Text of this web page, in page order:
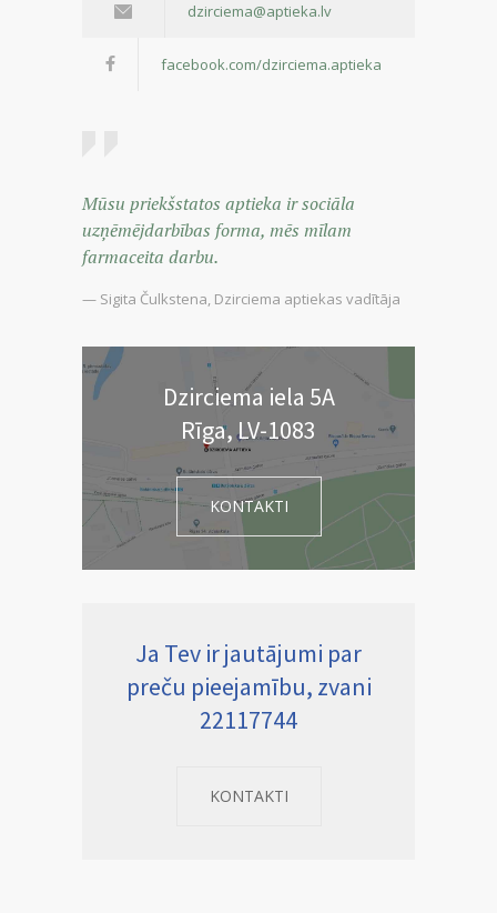
dzirciema@aptieka.lv
facebook.com/dzirciema.aptieka
Mūsu priekšstatos aptieka ir sociāla
uzņēmējdarbības forma, mēs mīlam
farmaceita darbu.
— Sigita Čulkstena, Dzirciema aptiekas vadītāja
Dzirciema iela 5A
Rīga, LV-1083
KONTAKTI
Ja Tev ir jautājumi par
preču pieejamību, zvani
22117744
KONTAKTI